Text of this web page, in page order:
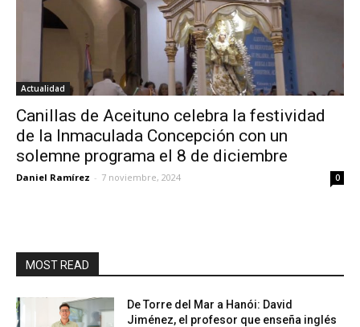
Actualidad
Canillas de Aceituno celebra la festividad
de la Inmaculada Concepción con un
solemne programa el 8 de diciembre
Daniel Ramírez - 7 noviembre, 2024 0
MOST READ
De Torre del Mar a Hanói: David
Jiménez, el profesor que enseña inglés